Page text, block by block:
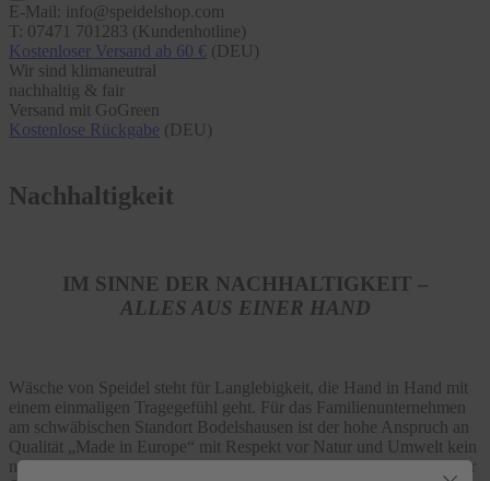
E-Mail: info@speidelshop.com
T: 07471 701283 (Kundenhotline)
Kostenloser Versand ab 60 € (DEU)
Wir sind klimaneutral
nachhaltig & fair
Versand mit GoGreen
Kostenlose Rückgabe (DEU)
Nachhaltigkeit
IM SINNE DER NACHHALTIGKEIT –
ALLES AUS EINER HAND
Wäsche von Speidel steht für Langlebigkeit, die Hand in Hand mit
einem einmaligen Tragegefühl geht. Für das Familienunternehmen
am schwäbischen Standort Bodelshausen ist der hohe Anspruch an
Qualität „Made in Europe“ mit Respekt vor Natur und Umwelt kein
neuer Trend, sondern eine Selbstverständlichkeit – und das seit über